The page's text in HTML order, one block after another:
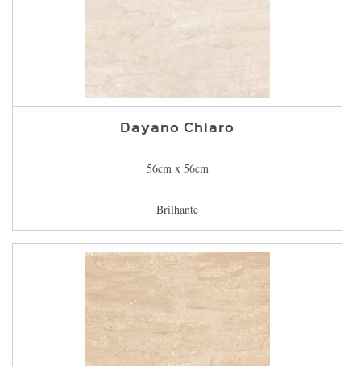
Dayano Chiaro
56cm x 56cm
Brilhante